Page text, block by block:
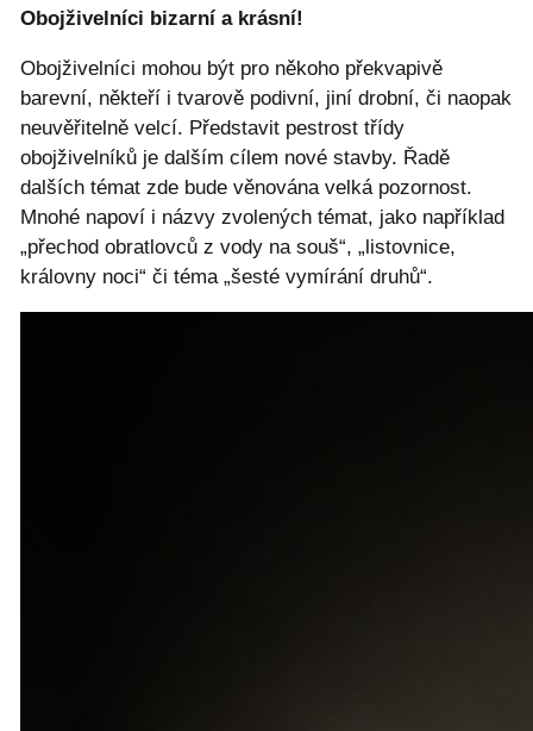
Obojživelníci bizarní a krásní!
Obojživelníci mohou být pro někoho překvapivě
barevní, někteří i tvarově podivní, jiní drobní, či naopak
neuvěřitelně velcí. Představit pestrost třídy
obojživelníků je dalším cílem nové stavby. Řadě
dalších témat zde bude věnována velká pozornost.
Mnohé napoví i názvy zvolených témat, jako například
„přechod obratlovců z vody na souš“, „listovnice,
královny noci“ či téma „šesté vymírání druhů“.